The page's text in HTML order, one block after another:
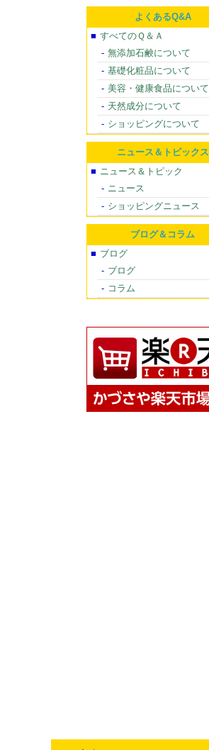
よくあるQ&A
すべてのＱ＆Ａ
無添加石鹸について
基礎化粧品について
美容・健康食品について
天然成分について
ショッピングについて
ニュース＆トピックス
ニュース＆トピック
ニュース
ショッピングニュース
ブログ＆コラム
ブログ
ブログ
コラム